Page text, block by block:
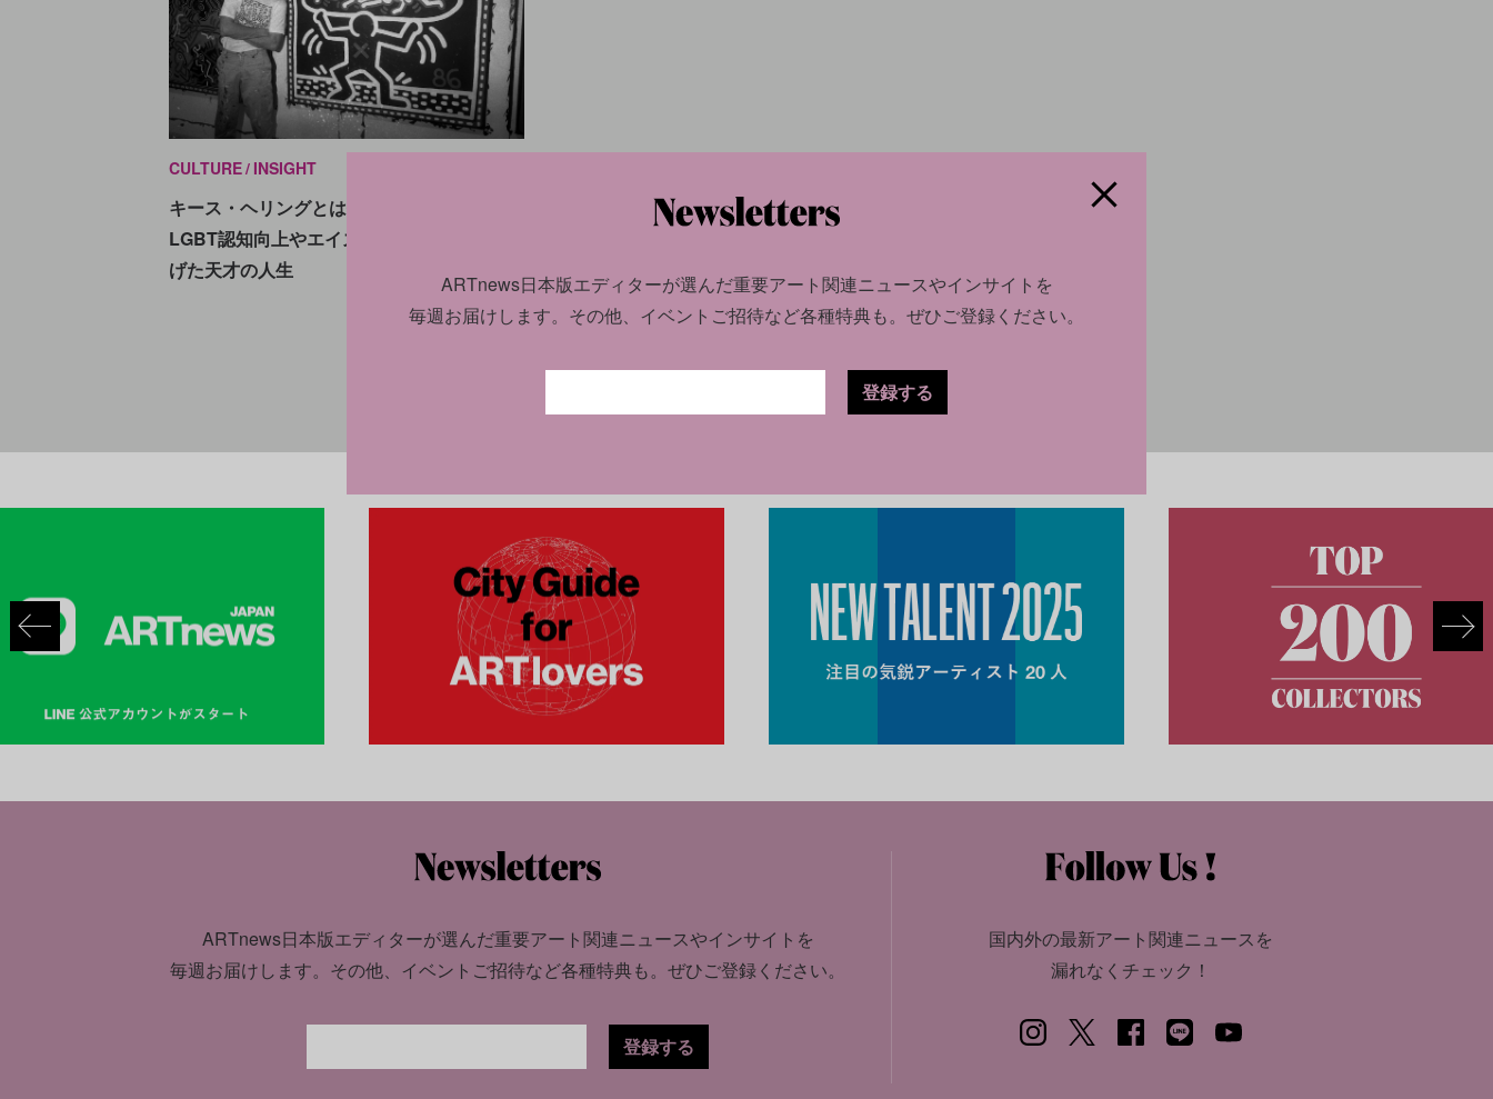
CULTURE INSIGHT
キース・ヘリングとは何者だったのか。
LGBT認知向上やエイズ撲滅運動にも身を捧
げた天才の人生
ARTnews日本版エディターが選んだ重要アート関連ニュースやインサイトを
毎週お届けします。 その他、イベントご招待など各種特典も。 ぜひご登録ください。
登録する
国内外の最新アート関連ニュースを
漏れなくチェック！
ARTnews日本版エディターが選んだ重要アート関連ニュースやインサイトを
毎週お届けします。 その他、イベントご招待など各種特典も。ぜひご登録ください。
登録する